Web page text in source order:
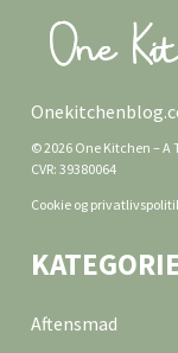
© 2026 One Kitchen – A
CVR: 39380064
Cookie og
Aftensmad